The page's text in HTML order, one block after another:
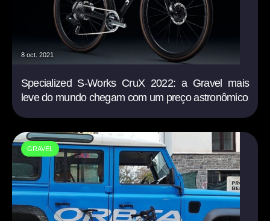
8 oct. 2021
Specialized S-Works CruX 2022: a Gravel mais
leve do mundo chegam com um preço astronômico
GRAVEL